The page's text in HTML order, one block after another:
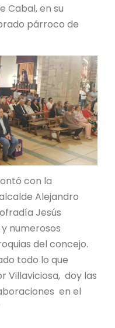
Cabal, en su
párroco de
con la
Alejandro
Jesús
numerosos
del concejo.
todo lo que
Villaviciosa, doy las
en el